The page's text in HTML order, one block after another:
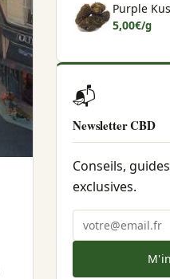
Purple
5,00€/g
📬
Newsletter CBD
Conseils,
exclusives.